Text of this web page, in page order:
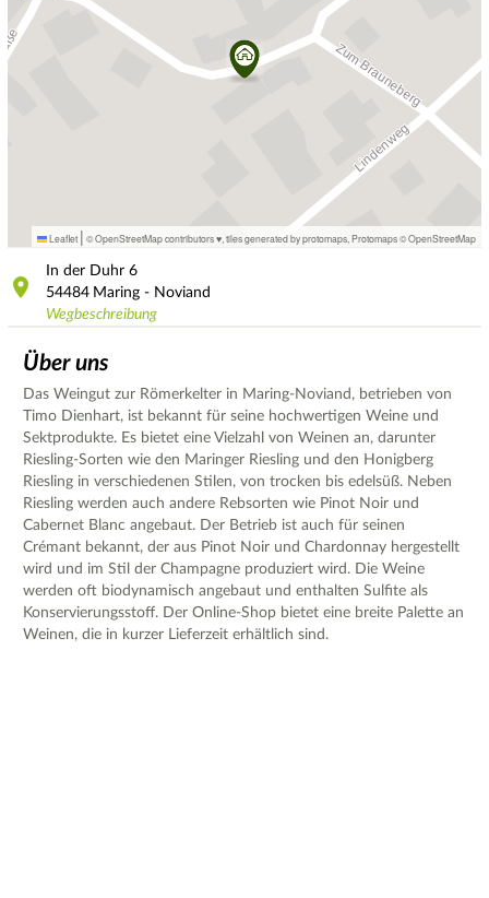
Leaflet | © OpenStreetMap contributors ♥, tiles generated by protomaps Protomaps©OpenStreetMap
In der Duhr 6
54484 Maring - Noviand
Wegbeschreibung
Über uns
Das Weingut zur Römerkelter in Maring-Noviand, betrieben von
Timo Dienhart, ist bekannt für seine hochwertigen Weine und
Sektprodukte. Es bietet eine Vielzahl von Weinen an, darunter
Riesling-Sorten wie den Maringer Riesling und den Honigberg
Riesling in verschiedenen Stilen, von trocken bis edelsüß. Neben
Riesling werden auch andere Rebsorten wie Pinot Noir und
Cabernet Blanc angebaut. Der Betrieb ist auch für seinen
Crémant bekannt, der aus Pinot Noir und Chardonnay hergestellt
wird und im Stil der Champagne produziert wird. Die Weine
werden oft biodynamisch angebaut und enthalten Sulfite als
Konservierungsstoff. Der Online-Shop bietet eine breite Palette an
Weinen, die in kurzer Lieferzeit erhältlich sind.